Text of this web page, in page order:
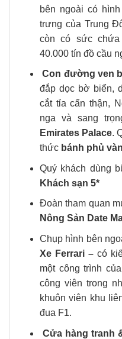
bên ngoài có
trưng của Trung
còn có sức
40.000 tín đồ cầu
Con đường ven
đắp dọc bờ biển,
cắt tỉa cẩn thận,
nga và sang
Emirates Palace.
thức bánh phủ
Quý khách dùng
Khách sạn 5*
Đoàn tham quan
Nông Sản Date
Chụp hình bên
Xe Ferrari – có
một công trình
công viên trong
khuôn viên khu
đua F1.
Cửa hàng tranh